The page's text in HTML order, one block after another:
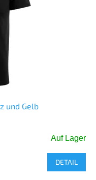
und Gelb
Auf Lager
DETAIL